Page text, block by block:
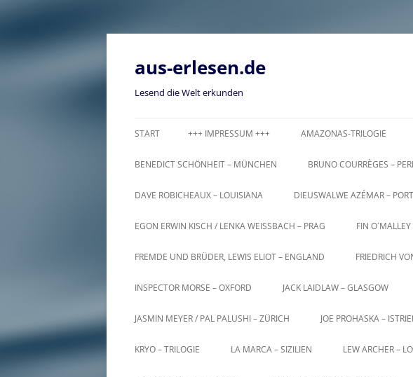
Zum
aus-erlesen.de
Lesend die Welt erkunden
START +++ IMPRESSUM +++ AMAZONAS-TRILOGIE
BENEDICT SCHÖNHEIT – MÜNCHEN BRUNO COURRÈGES –
DAVE ROBICHEAUX – LOUISIANA DIEUSWALWE AZÉMAR –
EGON ERWIN KISCH / LENKA WEISSBACH – PRAG FIN
FREMDE UND BRÜDER, LEWIS ELIOT – ENGLAND FRIEDRICH
INSPECTOR MORSE – OXFORD JACK LAIDLAW – GLASGOW
JASMIN MEYER / PAL PALUSHI – ZÜRICH JOE PROHASKA –
KRYO – TRILOGIE LA MARCA – SIZILIEN LEW ARCHER –